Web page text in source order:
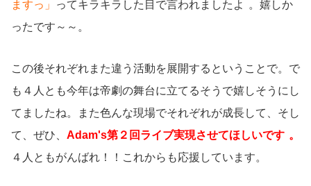
ますっ」
ってキラキラした目で言われましたよ
。嬉しか
ったです～～。
この後それぞれまた違う活動を展開するということで。で
も４人とも今年は帝劇の舞台に立てるそうで嬉しそうにし
てましたね。また色んな現場でそれぞれが成長して、そし
て、ぜひ、 Adam's第２回ライブ実現させてほしいです 。
４人ともがんばれ！！これからも応援しています。